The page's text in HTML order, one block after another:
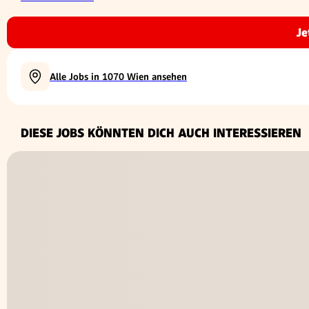
Alle Jobs in 1070 Wien ansehen
DIESE JOBS KÖNNTEN DICH AUCH INTERESSIEREN